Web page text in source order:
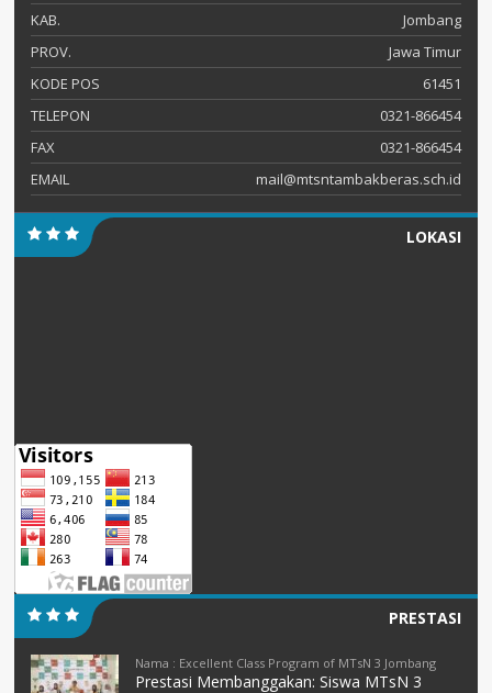
KAB.
Jombang
PROV.
Jawa Timur
KODE POS
61451
TELEPON
0321-866454
FAX
0321-866454
EMAIL
mail@mtsntambakberas.sch.id
LOKASI
PRESTASI
Nama : Excellent Class Program of MTsN 3 Jombang
Prestasi Membanggakan: Siswa MTsN 3